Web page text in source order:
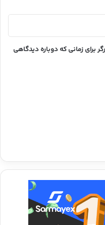
برای زمانی که دوباره دیدگاهی